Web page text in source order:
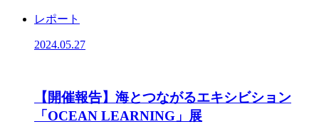
レポート
2024.05.27
【開催報告】海とつながるエキシビション
「OCEAN LEARNING」展